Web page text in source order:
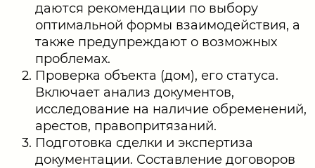
даются рекомендации по выбору
оптимальной формы взаимодействия, а
также предупреждают о возможных
проблемах.
Проверка объекта (дом), его статуса.
Включает анализ документов,
исследование на наличие обременений,
арестов, правопритязаний.
Подготовка сделки и экспертиза
документации. Составление договоров